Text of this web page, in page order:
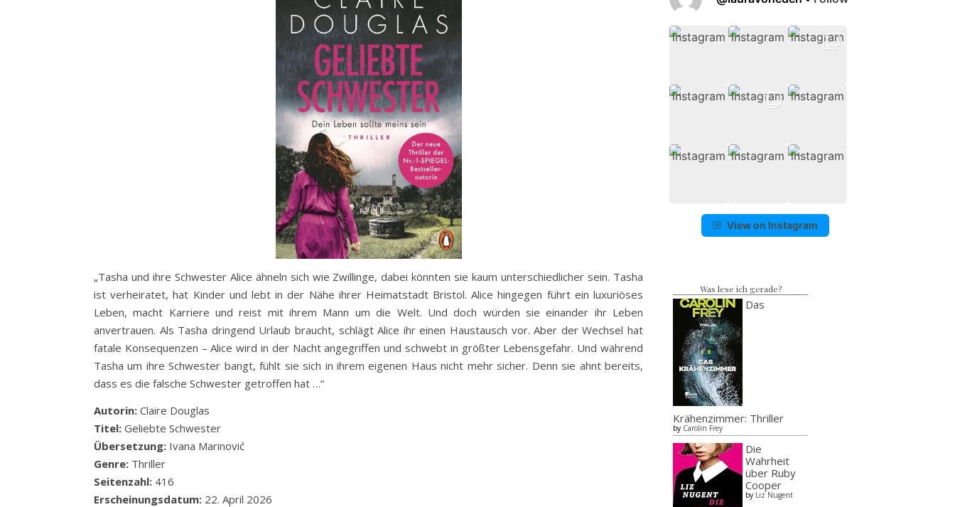
„Tasha und ihre Schwester Alice ähneln sich wie Zwillinge, dabei könnten sie kaum unterschiedlicher sein. Tasha
ist verheiratet, hat Kinder und lebt in der Nähe ihrer Heimatstadt Bristol. Alice hingegen führt ein luxuriöses
Leben, macht Karriere und reist mit ihrem Mann um die Welt. Und doch würden sie einander ihr Leben
anvertrauen. Als Tasha dringend Urlaub braucht, schlägt Alice ihr einen Haustausch vor. Aber der Wechsel hat
fatale Konsequenzen – Alice wird in der Nacht angegriffen und schwebt in größter Lebensgefahr. Und während
Tasha um ihre Schwester bangt, fühlt sie sich in ihrem eigenen Haus nicht mehr sicher. Denn sie ahnt bereits,
dass es die falsche Schwester getroffen hat …“
Autorin: Claire Douglas
Titel: Geliebte Schwester
Übersetzung: Ivana Marinović
Genre: Thriller
Seitenzahl: 416
Erscheinungsdatum: 22. April 2026
View on Instagram
Was lese ich gerade?
Das
Krähenzimmer: Thriller
by Carolin Frey
Die
Wahrheit
über Ruby
Cooper
by Liz Nugent